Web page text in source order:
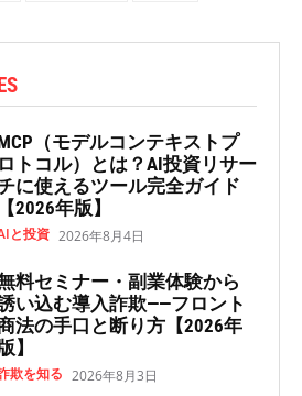
（モデルコンテキストプ
ロトコル）とは？AI投資リサー
に使えるツール完全ガイド
【2026年版】
と投資 2026年8月4日
料セミナー・副業体験から
い込む導入詐欺——フロント
法の手口と断り方【2026年
】
欺を知る 2026年8月3日